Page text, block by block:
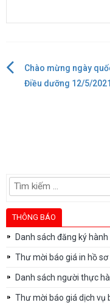
Điều
Chào mừng ngày
Điều dưỡng 12/5/2021
Tìm
kiếm
cho:
THÔNG BÁO
Danh sách đăng ký hành
Thư mời báo giá in hồ
Danh sách người thực
Thư mời báo giá dịch vụ